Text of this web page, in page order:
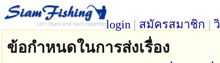
login | สมัครสมาชิก |
ข้อกำหนดในการส่งเรื่อง